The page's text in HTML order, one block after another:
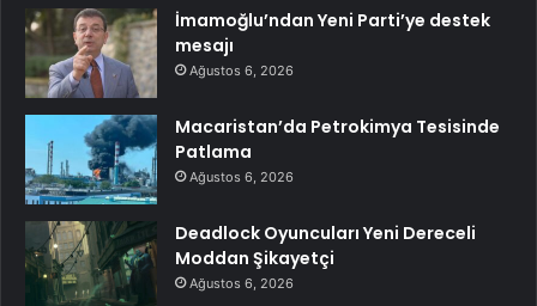
İmamoğlu’ndan Yeni Parti’ye destek
mesajı
Ağustos 6, 2026
Macaristan’da Petrokimya Tesisinde
Patlama
Ağustos 6, 2026
Deadlock Oyuncuları Yeni Dereceli
Moddan Şikayetçi
Ağustos 6, 2026